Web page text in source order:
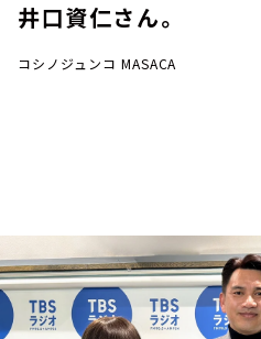
イベント・グッズ
YouTube
会社情報
井口資仁さん。
コシノジュンコ MASACA